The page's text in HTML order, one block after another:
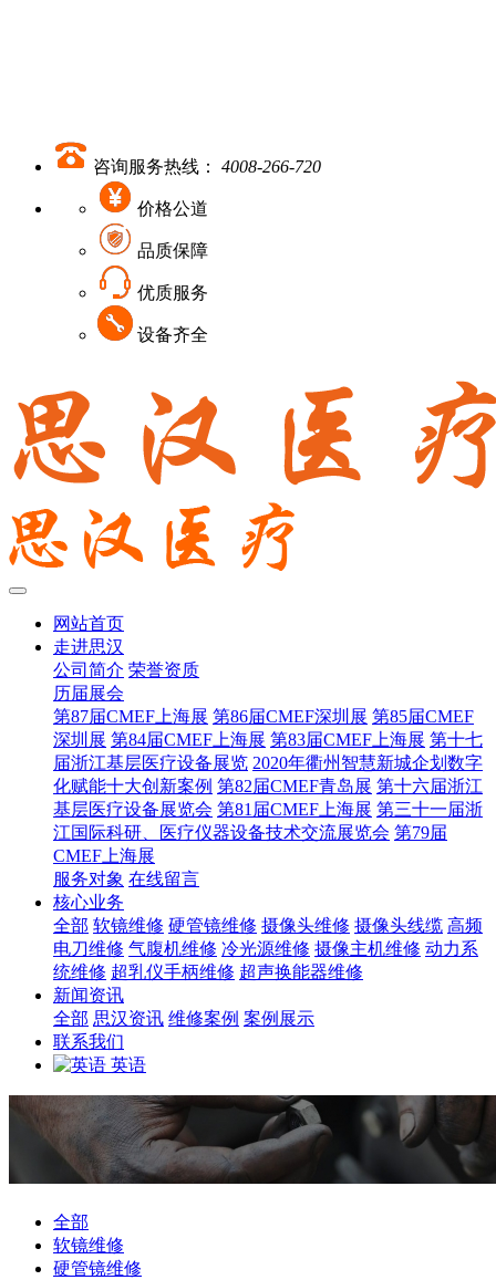
咨询服务热线： 4008-266-720
价格公道
品质保障
优质服务
设备齐全
网站首页
走进思汉
公司简介 荣誉资质
历届展会
第87届CMEF上海展 第86届CMEF深圳展 第85届CMEF
深圳展 第84届CMEF上海展 第83届CMEF上海展 第十七
届浙江基层医疗设备展览 2020年衢州智慧新城企划数字
化赋能十大创新案例 第82届CMEF青岛展 第十六届浙江
基层医疗设备展览会 第81届CMEF上海展 第三十一届浙
江国际科研、医疗仪器设备技术交流展览会 第79届
CMEF上海展
服务对象 在线留言
核心业务
全部 软镜维修 硬管镜维修 摄像头维修 摄像头线缆 高频
电刀维修 气腹机维修 冷光源维修 摄像主机维修 动力系
统维修 超乳仪手柄维修 超声换能器维修
新闻资讯
全部 思汉资讯 维修案例 案例展示
联系我们
英语
全部
软镜维修
硬管镜维修